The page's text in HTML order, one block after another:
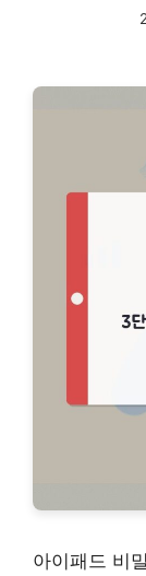
아이패드 비